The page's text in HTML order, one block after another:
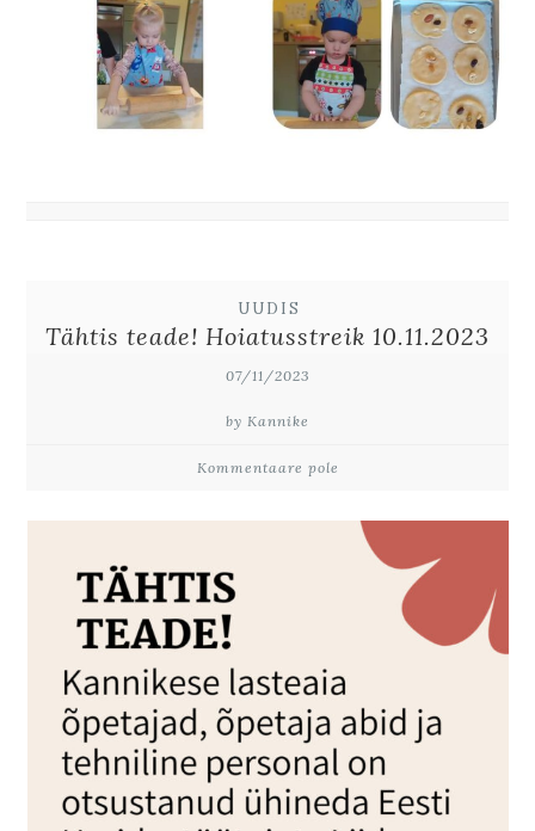
UUDIS
Tähtis teade! Hoiatusstreik 10.11.2023
07/11/2023
by Kannike
Kommentaare pole